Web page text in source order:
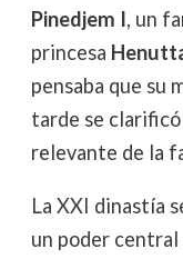
Pinedjem I, un
princesa
pensaba que su
tarde se
relevante de la
La XXI dinastía
un poder